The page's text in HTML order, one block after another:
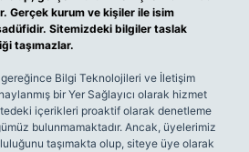
Gerçek kurum ve kişiler ile isim
Sitemizdeki bilgiler taslak
taşımazlar.
gereğince Bilgi Teknolojileri ve İletişim
bir Yer Sağlayıcı olarak hizmet
içerikleri proaktif olarak denetleme
bulunmamaktadır. Ancak, üyelerimiz
taşımakta olup, siteye üye olarak